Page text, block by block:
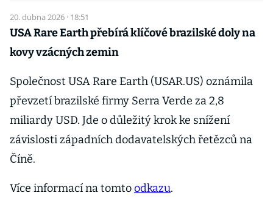
20. dubna 2026 · 18:51
USA Rare Earth přebírá klíčové brazilské doly na
kovy vzácných zemin
Společnost USA Rare Earth (USAR.US) oznámila
převzetí brazilské firmy Serra Verde za 2,8
miliardy USD. Jde o důležitý krok ke snížení
závislosti západních dodavatelských řetězců na
Číně.
Více informací na tomtoodkazu.